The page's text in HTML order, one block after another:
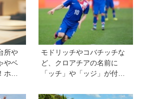
所や
やベ
タ
」
モドリッチやコバチッチな
ど、クロアチアの名前に
「ッチ」や「ッジ」が付く
際問題】